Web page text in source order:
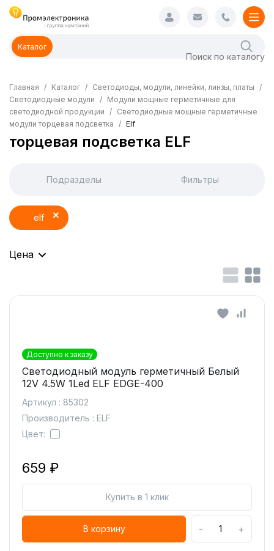
Каталог
Главная Каталог
Светодиоды, модули, линейки, линзы, платы
Светодиодные модули
Модули мощные герметичные для
светодиодной продукции
Светодиодные мощные герметичные
модули торцевая подсветка
Elf
торцевая подсветка ELF
Подразделы Фильтры
elf
Цена
Доступно к заказу
Светодиодный модуль герметичный Белый
12V 4.5W 1Led ELF EDGE-400
Артикул : 85302
Производитель : ELF
Цвет:
659 ₽
Купить в 1 клик
В корзину - +